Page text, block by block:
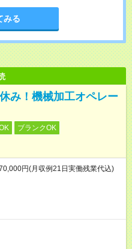
みる
み！機械加工オペレー
ブランクOK
円(月収例21日実働残業代込)